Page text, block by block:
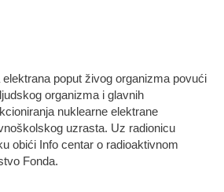
poput živog organizma povući
organizma i glavnih
nuklearne elektrane
uzrasta. Uz radionicu
obići Info centar o radioaktivnom
Fonda.